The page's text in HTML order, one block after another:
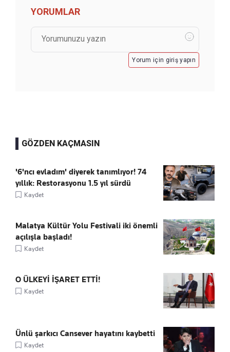
YORUMLAR
Yorum için giriş yapın
GÖZDEN KAÇMASIN
'6'ncı evladım' diyerek tanımlıyor! 74
yıllık: Restorasyonu 1.5 yıl sürdü
Kaydet
Malatya Kültür Yolu Festivali iki önemli
açılışla başladı!
Kaydet
O ÜLKEYİ İŞARET ETTİ!
Kaydet
Ünlü şarkıcı Cansever hayatını kaybetti
Kaydet